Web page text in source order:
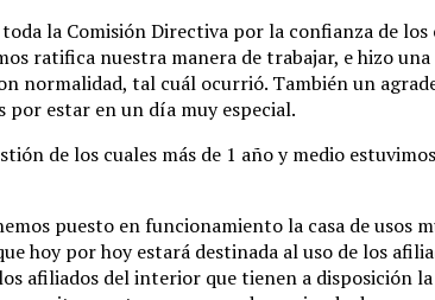
la Comisión Directiva por la confianza de
ratifica nuestra manera de trabajar, e hizo
normalidad, tal cuál ocurrió. También un
por estar en un día muy especial.
de los cuales más de 1 año y medio
puesto en funcionamiento la casa de
hoy por hoy estará destinada al uso de los
afiliados del interior que tienen a disposición